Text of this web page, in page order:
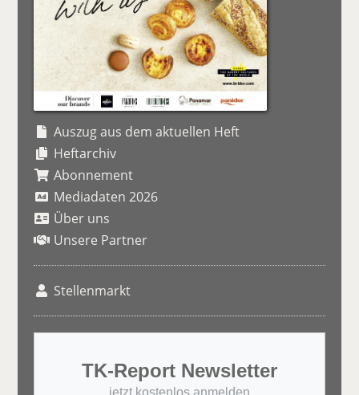
Auszug aus dem aktuellen Heft
Heftarchiv
Abonnement
Mediadaten 2026
Über uns
Unsere Partner
Stellenmarkt
TK-Report Newsletter
jetzt kostenlos anmelden